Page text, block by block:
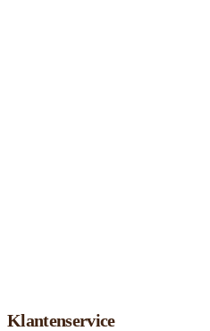
Klantenservice